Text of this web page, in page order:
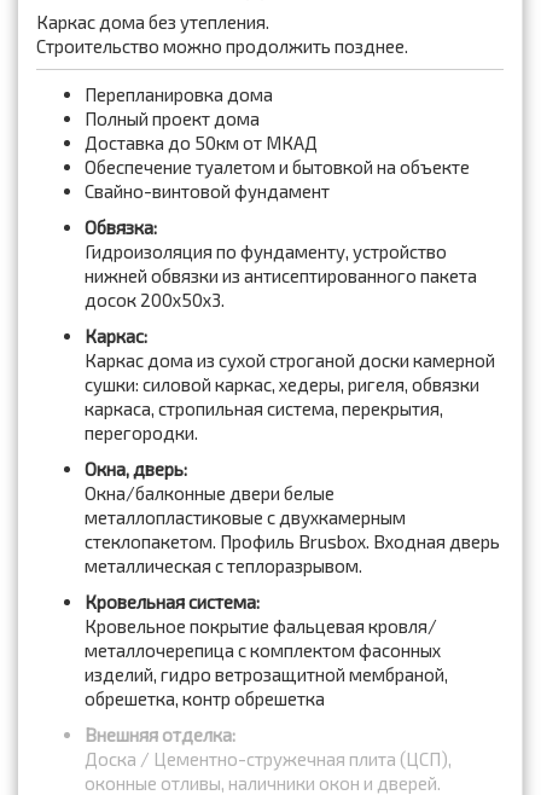
Каркас дома без утепления.
Строительство можно продолжить позднее.
Перепланировка дома
Полный проект дома
Доставка до 50км от МКАД
Обеспечение туалетом и бытовкой на объекте
Свайно-винтовой фундамент
Обвязка:
Гидроизоляция по фундаменту, устройство
нижней обвязки из антисептированного пакета
досок 200x50x3.
Каркас:
Каркас дома из сухой строганой доски камерной
сушки: силовой каркас, хедеры, ригеля, обвязки
каркаса, стропильная система, перекрытия,
перегородки.
Окна, дверь:
Окна/балконные двери белые
металлопластиковые с двухкамерным
стеклопакетом. Профиль Brusbox. Входная дверь
металлическая с теплоразрывом.
Кровельная система:
Кровельное покрытие фальцевая кровля/
металлочерепица с комплектом фасонных
изделий, гидро ветрозащитной мембраной,
обрешетка, контр обрешетка
Внешняя отделка:
Доска / Цементно-стружечная плита (ЦСП),
оконные отливы, наличники окон и дверей.